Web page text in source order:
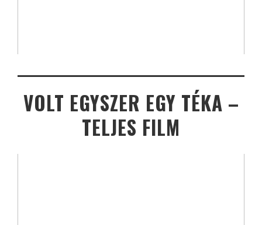
VOLT EGYSZER EGY TÉKA –
TELJES FILM